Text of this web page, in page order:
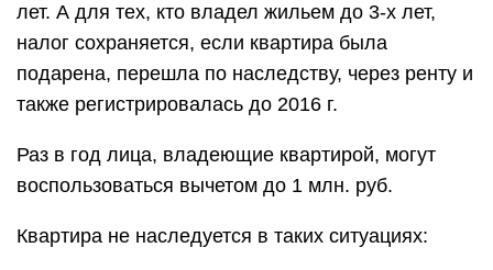
лет. А для тех, кто владел жильем до 3-х лет,
налог сохраняется, если квартира была
подарена, перешла по наследству, через ренту и
также регистрировалась до 2016 г.
Раз в год лица, владеющие квартирой, могут
воспользоваться вычетом до 1 млн. руб.
Квартира не наследуется в таких ситуациях: